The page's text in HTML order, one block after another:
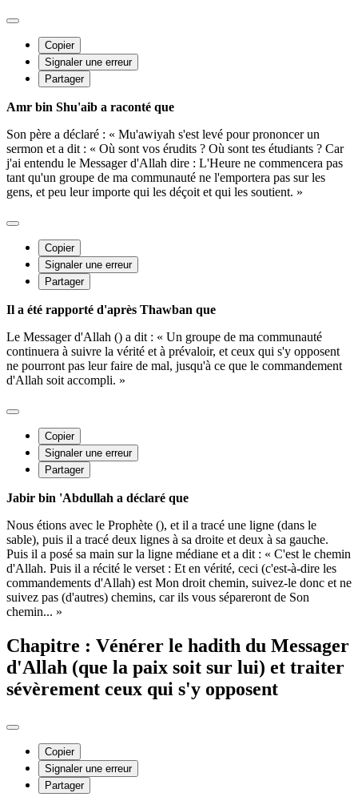
Copier
Signaler une erreur
Partager
Amr bin Shu'aib a raconté que
Son père a déclaré : « Mu'awiyah s'est levé pour prononcer un
sermon et a dit : « Où sont vos érudits ? Où sont tes étudiants ? Car
j'ai entendu le Messager d'Allah dire : L'Heure ne commencera pas
tant qu'un groupe de ma communauté ne l'emportera pas sur les
gens, et peu leur importe qui les déçoit et qui les soutient. »
Copier
Signaler une erreur
Partager
Il a été rapporté d'après Thawban que
Le Messager d'Allah () a dit : « Un groupe de ma communauté
continuera à suivre la vérité et à prévaloir, et ceux qui s'y opposent
ne pourront pas leur faire de mal, jusqu'à ce que le commandement
d'Allah soit accompli. »
Copier
Signaler une erreur
Partager
Jabir bin 'Abdullah a déclaré que
Nous étions avec le Prophète (), et il a tracé une ligne (dans le
sable), puis il a tracé deux lignes à sa droite et deux à sa gauche.
Puis il a posé sa main sur la ligne médiane et a dit : « C'est le chemin
d'Allah. Puis il a récité le verset : Et en vérité, ceci (c'est-à-dire les
commandements d'Allah) est Mon droit chemin, suivez-le donc et ne
suivez pas (d'autres) chemins, car ils vous sépareront de Son
chemin... »
Chapitre : Vénérer le hadith du Messager
d'Allah (que la paix soit sur lui) et traiter
sévèrement ceux qui s'y opposent
Copier
Signaler une erreur
Partager